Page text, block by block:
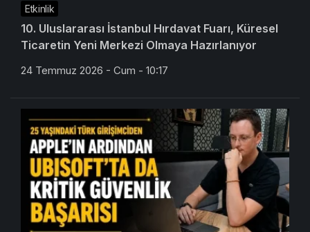
Etkinlik
10. Uluslararası İstanbul Hırdavat Fuarı, Küresel
Ticaretin Yeni Merkezi Olmaya Hazırlanıyor
24 Temmuz 2026 - Cum - 10:17